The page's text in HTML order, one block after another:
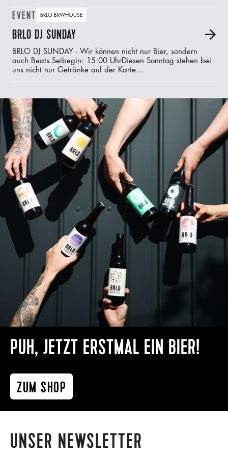
EVENT BRLO BRWHOUSE
BRLO DJ SUNDAY A
BRLO DJ SUNDAY - Wir können nicht nur Bier, sondern
auch Beats.‍Setbegin: 15:00 UhrDiesen Sonntag stehen bei
uns nicht nur Getränke auf der Karte...
PUH, JETZT ERSTMAL EIN BIER!
ZUM SHOP
UNSER NEWSLETTER